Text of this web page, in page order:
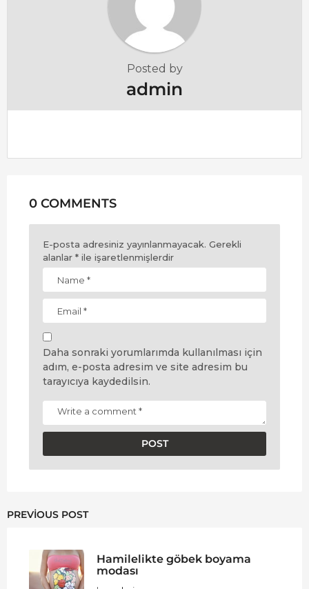
Posted by
admin
0 COMMENTS
E-posta adresiniz yayınlanmayacak. Gerekli
alanlar * ile işaretlenmişlerdir
Daha sonraki yorumlarımda kullanılması için
adım, e-posta adresim ve site adresim bu
tarayıcıya kaydedilsin.
PREVIOUS POST
Hamilelikte göbek boyama
modası